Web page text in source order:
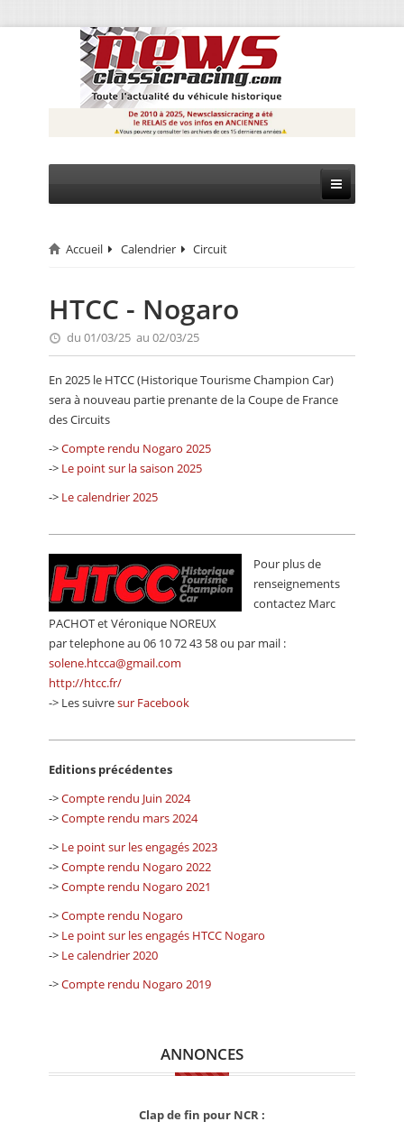
CIRCUIT
RALLYE
MONTAGNE
EVÈNEMENTS
FOCUS
PETITES ANNONCES
Accueil Calendrier Circuit
HTCC - Nogaro
du 01/03/25 au 02/03/25
En 2025 le HTCC (Historique Tourisme Champion Car)
sera à nouveau partie prenante de la Coupe de France
des Circuits
->Compte rendu Nogaro 2025
-> Le point sur la saison 2025
-> Le calendrier 2025
Pour plus de
renseignements
contactez Marc
PACHOT et Véronique NOREUX
par telephone au 06 10 72 43 58 ou par mail :
solene.htcca@gmail.com
http://htcc.fr/
-> Les suivresur Facebook
Editions précédentes
->Compte rendu Juin 2024
->Compte rendu mars 2024
-> Le point sur les engagés 2023
->Compte rendu Nogaro 2022
->Compte rendu Nogaro 2021
->Compte rendu Nogaro
-> Le point sur les engagés HTCC Nogaro
-> Le calendrier 2020
->Compte rendu Nogaro 2019
ANNONCES
Clap de fin pour NCR :